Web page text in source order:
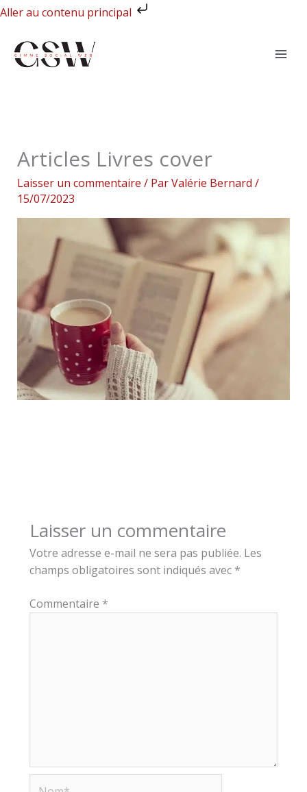
Aller au contenu principal
Aller
contenu
Articles Livres cover
Laisser un commentaire / ParValérie Bernard /
15/07/2023
Laisser un commentaire
Votre adresse e-mail ne sera pas publiée. Les
champs obligatoires sont indiqués avec *
Commentaire *